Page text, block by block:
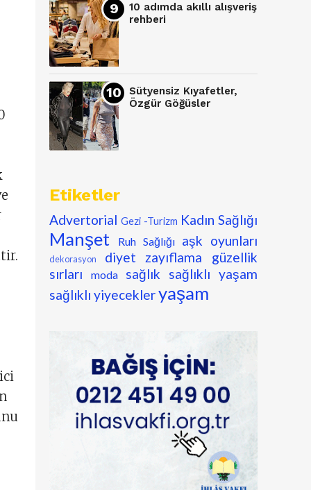
10 adımda akıllı alışveriş
rehberi
Sütyensiz Kıyafetler,
Özgür Göğüsler
Etiketler
Advertorial Gezi -Turizm Kadın Sağlığı
Manşet Ruh Sağlığı aşk oyunları
dekorasyon diyet zayıflama
güzellik
sırları
moda sağlık
sağlıklı yaşam
sağlıklı yiyecekleryaşam